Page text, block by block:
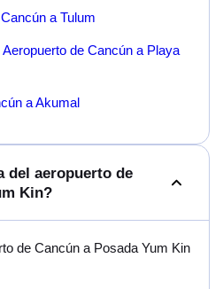
a Tulum
de Cancún a Playa
a Akumal
del aeropuerto de
Kin?
de Cancún a Posada Yum Kin